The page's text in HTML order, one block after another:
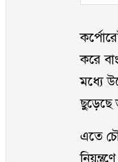
করে
মধ্যে
ছুড়েছে
এতে